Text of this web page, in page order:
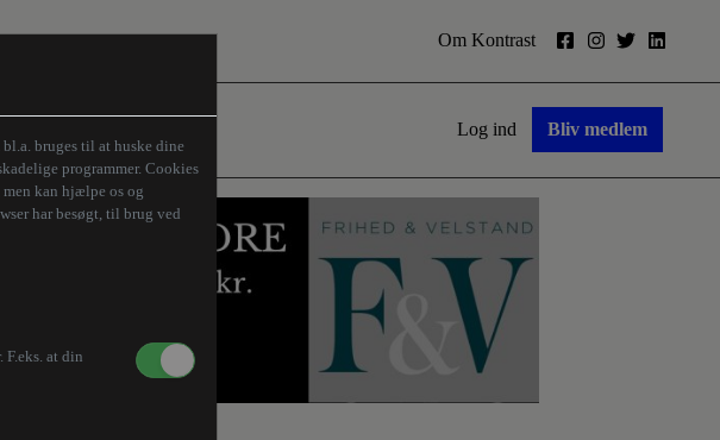
bruges til at huske dine
programmer. Cookies
kan hjælpe os og
har besøgt, til brug ved
F.eks. at din
Om Kontrast
Log ind Bliv medlem